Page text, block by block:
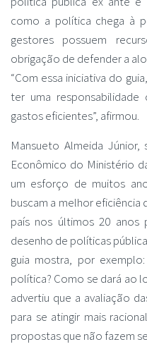
como a política chega à
gestores possuem
obrigação de defender a
“Com essa iniciativa do
ter uma
gastos eficientes”, afirmou.
Mansueto Almeida
Econômico do Ministério
um esforço de muitos
buscam a melhor eficiência
país nos últimos 20
desenho de políticas
guia mostra, por
política? Como se dará ao
advertiu que a avaliação
para se atingir mais
propostas que não fazem